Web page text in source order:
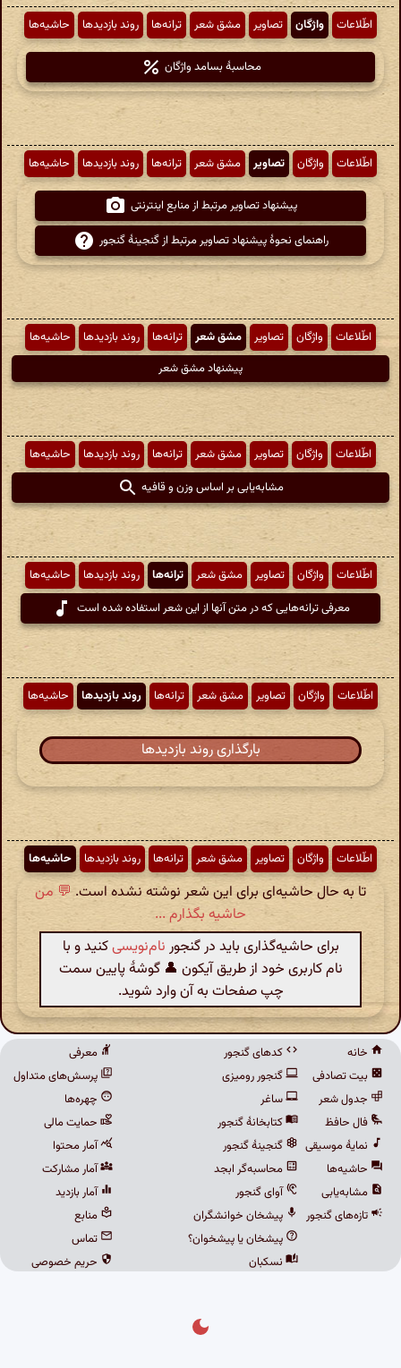
اطّلاعات واژگان تصاویر مشق شعر ترانه‌ها روند بازدیدها حاشیه‌ها
محاسبهٔ بسامد واژگان
اطّلاعات واژگان تصاویر مشق شعر ترانه‌ها روند بازدیدها حاشیه‌ها
پیشنهاد تصاویر مرتبط از منابع اینترنتی
راهنمای نحوهٔ پیشنهاد تصاویر مرتبط از گنجینهٔ گنجور
اطّلاعات واژگان تصاویر مشق شعر ترانه‌ها روند بازدیدها
حاشیه‌ها
پیشنهاد مشق شعر
اطّلاعات واژگان تصاویر مشق شعر ترانه‌ها روند بازدیدها
حاشیه‌ها
مشابه‌یابی بر اساس وزن و قافیه
اطّلاعات واژگان تصاویر مشق شعر ترانه‌ها روند بازدیدها
حاشیه‌ها
معرفی ترانه‌هایی که در متن آنها از این شعر استفاده شده است
اطّلاعات واژگان تصاویر مشق شعر ترانه‌ها روند بازدیدها حاشیه‌ها
بارگذاری روند بازدیدها
اطّلاعات واژگان تصاویر مشق شعر ترانه‌ها روند بازدیدها حاشیه‌ها
تا به حال حاشیه‌ای برای این شعر نوشته نشده است. 💬 من
حاشیه بگذارم ...
برای حاشیه‌گذاری باید در گنجور نام‌نویسیکنید و با
نام کاربری خود از طریق آیکون 👤 گوشهٔ پایین سمت
چپ صفحات به آن وارد شوید.
خانه
بیت تصادفی
جدول شعر
فال حافظ
نمایهٔ موسیقی
حاشیه‌ها
مشابه‌یابی
تازه‌های گنجور
کدهای گنجور
گنجور رومیزی
ساغر
کتابخانهٔ گنجور
گنجینهٔ گنجور
محاسبه‌گر ابجد
آوای گنجور
پیشخان خوانشگران
پیشخان یا پیشخوان؟
نسکبان
معرفی
پرسش‌های متداول
چهره‌ها
حمایت مالی
آمار محتوا
آمار مشارکت
آمار بازدید
منابع
تماس
حریم خصوصی